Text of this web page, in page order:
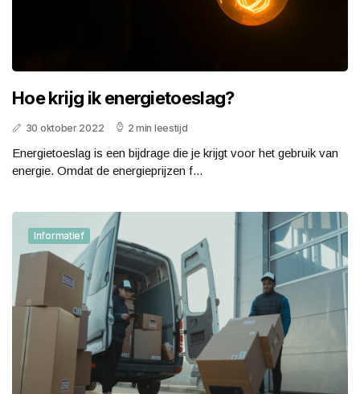
Hoe krijg ik energietoeslag?
30 oktober 2022 2 min leestijd
Energietoeslag is een bijdrage die je krijgt voor het gebruik van
energie. Omdat de energieprijzen f...
Informatief